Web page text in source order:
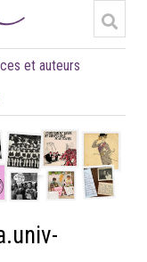
et auteurs